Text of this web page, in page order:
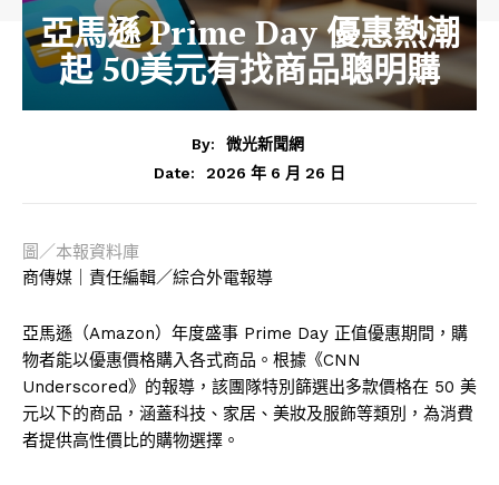
亞馬遜 Prime Day 優惠熱潮
起 50美元有找商品聰明購
By:
微光新聞網
Date:
2026 年 6 月 26 日
圖／本報資料庫
商傳媒｜責任編輯／綜合外電報導
亞馬遜（Amazon）年度盛事 Prime Day 正值優惠期間，購
物者能以優惠價格購入各式商品。根據《CNN
Underscored》的報導，該團隊特別篩選出多款價格在 50 美
元以下的商品，涵蓋科技、家居、美妝及服飾等類別，為消費
者提供高性價比的購物選擇。